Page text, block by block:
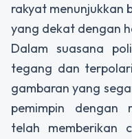
rakyat menunjukkan
yang dekat dengan
Dalam suasana
tegang dan
gambaran yang
pemimpin dengan
telah memberikan